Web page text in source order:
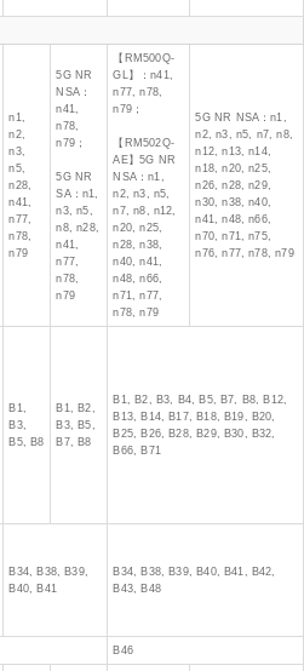
n1,
n2,
n3,
n5,
n28,
n41,
n77,
n78,
n79
5G NR
NSA：
n41,
n78,
n79；
5G NR
SA：n1,
n3, n5,
n8, n28,
n41,
n77,
n78,
n79
【RM500Q-
GL】：n41,
n77, n78,
n79；
【RM502Q-
AE】5G NR
NSA：n1,
n2, n3, n5,
n7, n8, n12,
n20, n25,
n28, n38,
n40, n41,
n48, n66,
n71, n77,
n78, n79
5G NR NSA：n1,
n2, n3, n5, n7, n8,
n12, n13, n14,
n18, n20, n25,
n26, n28, n29,
n30, n38, n40,
n41, n48, n66,
n70, n71, n75,
n76, n77, n78, n79
B1,
B3,
B5, B8
B1, B2,
B3, B5,
B7, B8
B1, B2, B3, B4, B5, B7, B8, B12,
B13, B14, B17, B18, B19, B20,
B25, B26, B28, B29, B30, B32,
B66, B71
B34, B38, B39,
B40, B41
B34, B38, B39, B40, B41, B42,
B43, B48
B46